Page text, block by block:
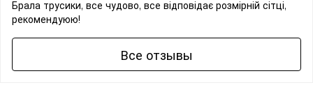
Брала трусики, все чудово, все відповідає розмірній сітці,
рекомендуюю!
Все отзывы